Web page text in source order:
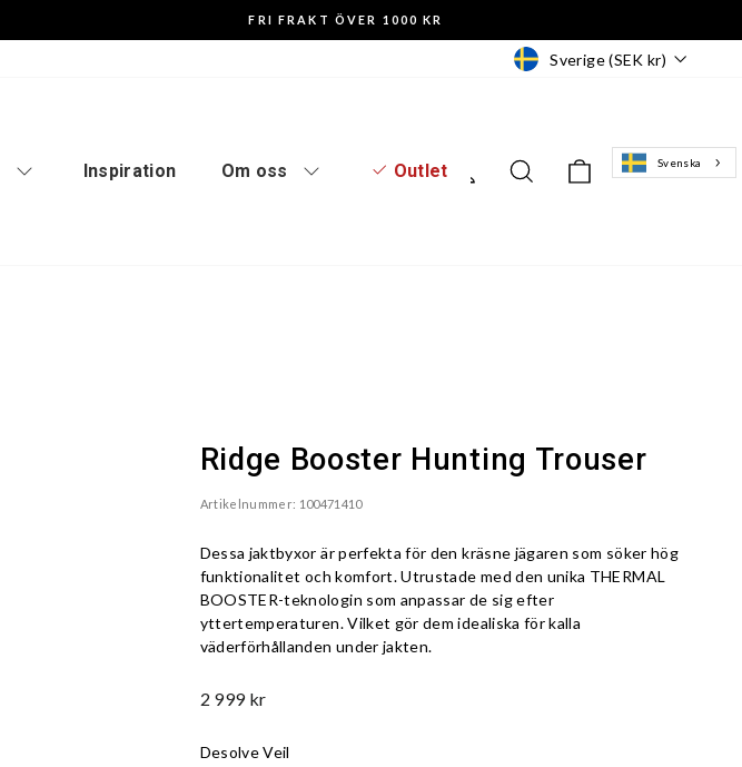
FRI FRAKT ÖVER 1000 KR
Valuta
Sverige (SEK kr)
Inspiration Om oss Outlet Logga inSök Varukorg
Svenska
Ridge Booster Hunting Trouser
Artikelnummer: 100471410
Dessa jaktbyxor är perfekta för den kräsne jägaren som söker hög
funktionalitet och komfort. Utrustade med den unika THERMAL
BOOSTER-teknologin som anpassar de sig efter
yttertemperaturen. Vilket gör dem idealiska för kalla
väderförhållanden under jakten.
Ord.
2 999 kr
Desolve Veil